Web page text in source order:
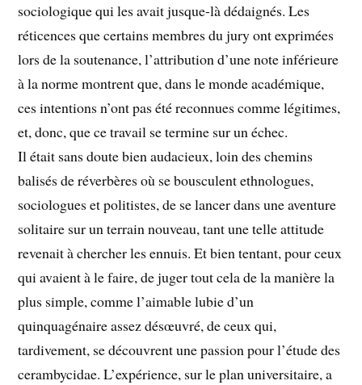
sociologique qui les avait jusque-là dédaignés. Les
réticences que certains membres du jury ont exprimées
lors de la soutenance, l’attribution d’une note inférieure
à la norme montrent que, dans le monde académique,
ces intentions n’ont pas été reconnues comme légitimes,
et, donc, que ce travail se termine sur un échec.
Il était sans doute bien audacieux, loin des chemins
balisés de réverbères où se bousculent ethnologues,
sociologues et politistes, de se lancer dans une aventure
solitaire sur un terrain nouveau, tant une telle attitude
revenait à chercher les ennuis. Et bien tentant, pour ceux
qui avaient à le faire, de juger tout cela de la manière la
plus simple, comme l’aimable lubie d’un
quinquagénaire assez désœuvré, de ceux qui,
tardivement, se découvrent une passion pour l’étude des
cerambycidae. L’expérience, sur le plan universitaire, a